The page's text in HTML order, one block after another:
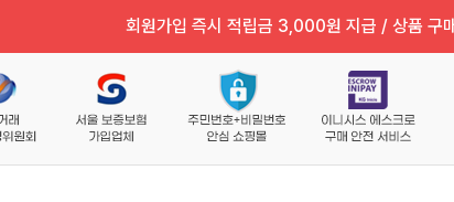
회원가입 즉시 적립금 3,000원 지급 / 상품 구